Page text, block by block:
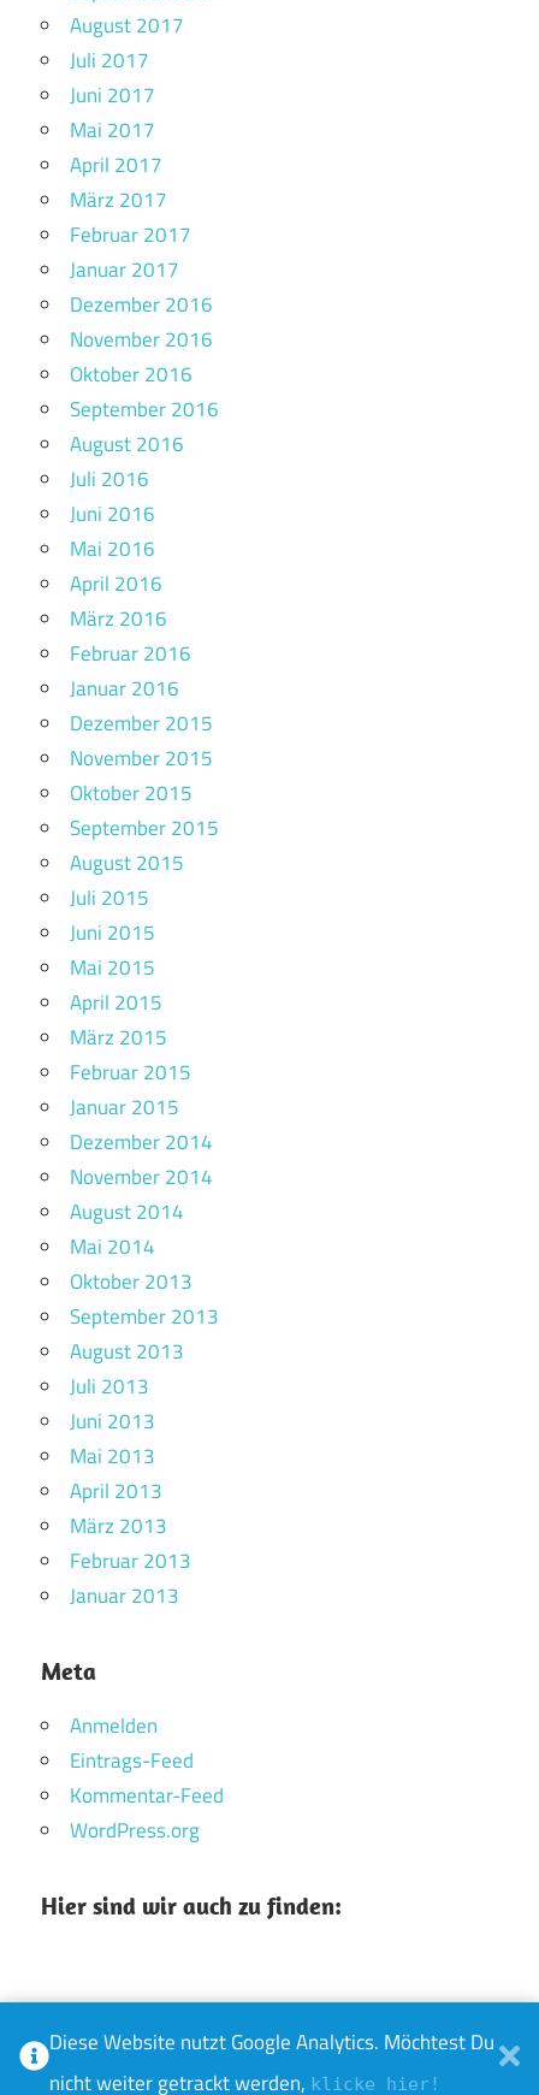
August 2017
Juli 2017
Juni 2017
Mai 2017
April 2017
März 2017
Februar 2017
Januar 2017
Dezember 2016
November 2016
Oktober 2016
September 2016
August 2016
Juli 2016
Juni 2016
Mai 2016
April 2016
März 2016
Februar 2016
Januar 2016
Dezember 2015
November 2015
Oktober 2015
September 2015
August 2015
Juli 2015
Juni 2015
Mai 2015
April 2015
März 2015
Februar 2015
Januar 2015
Dezember 2014
November 2014
August 2014
Mai 2014
Oktober 2013
September 2013
August 2013
Juli 2013
Juni 2013
Mai 2013
April 2013
März 2013
Februar 2013
Januar 2013
Meta
Anmelden
Eintrags-Feed
Kommentar-Feed
WordPress.org
Hier sind wir auch zu finden:
WordPress-Theme: Maxwell von ThemeZee.
Diese Website nutzt Google Analytics. Möchtest Du
nicht weiter getrackt werden, klicke hier!